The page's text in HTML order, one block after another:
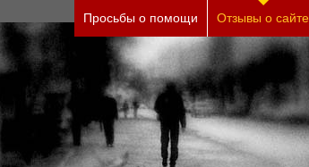
причины (бесплатно)
Просьбы о помощи Отзывы о сайте